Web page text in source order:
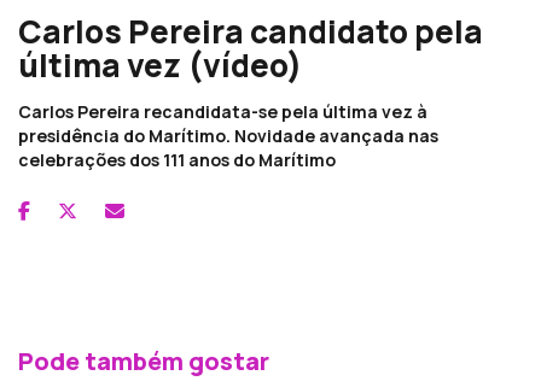
Carlos Pereira candidato pela
última vez (vídeo)
Carlos Pereira recandidata-se pela última vez à
presidência do Marítimo. Novidade avançada nas
celebrações dos 111 anos do Marítimo
Pode também gostar